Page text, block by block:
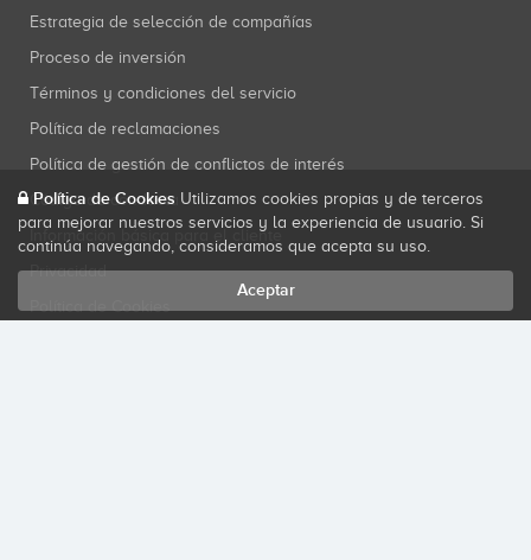
Estrategia de selección de compañías
Proceso de inversión
Términos y condiciones del servicio
Política de reclamaciones
Política de gestión de conflictos de interés
Código de conducta
Información básica para el cliente
Privacidad
Política de Cookies
Política de Cookies Utilizamos cookies propias y de terceros
para mejorar nuestros servicios y la experiencia de usuario. Si
continúa navegando, consideramos que acepta su uso.
Aceptar